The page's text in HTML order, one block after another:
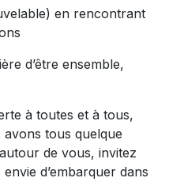
en rencontrant
d’être ensemble,
à toutes et à tous,
tous quelque
de vous, invitez
d’embarquer dans